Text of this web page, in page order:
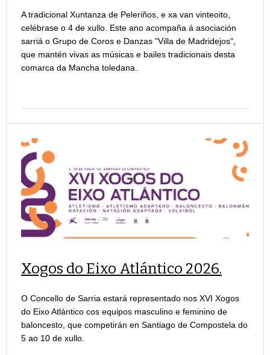
A tradicional Xuntanza de Peleriños, e xa van vinteoito,
celébrase o 4 de xullo. Este ano acompaña á asociación
sarriá o Grupo de Coros e Danzas "Villa de Madridejos",
que mantén vivas as músicas e bailes tradicionais desta
comarca da Mancha toledana.
Xogos do Eixo Atlántico 2026.
O Concello de Sarria estará representado nos XVI Xogos
do Eixo Atlántico cos equipos masculino e feminino de
baloncesto, que competirán en Santiago de Compostela do
5 ao 10 de xullo.